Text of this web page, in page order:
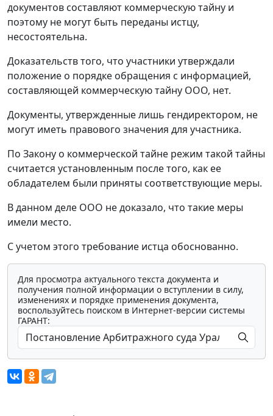
документов составляют коммерческую тайну и
поэтому не могут быть переданы истцу,
несостоятельна.
Доказательств того, что участники утверждали
положение о порядке обращения с информацией,
составляющей коммерческую тайну ООО, нет.
Документы, утвержденные лишь гендиректором, не
могут иметь правового значения для участника.
По Закону о коммерческой тайне режим такой тайны
считается установленным после того, как ее
обладателем были приняты соответствующие меры.
В данном деле ООО не доказало, что такие меры
имели место.
С учетом этого требование истца обоснованно.
Для просмотра актуального текста документа и
получения полной информации о вступлении в силу,
изменениях и порядке применения документа,
воспользуйтесь поиском в Интернет-версии системы
ГАРАНТ: